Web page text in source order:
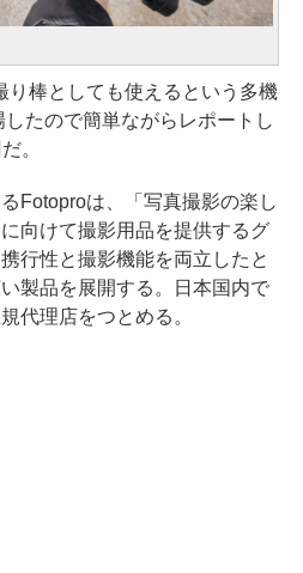
り棒としても使えるという多機
たので簡単ながらレポートし
。
Fotoproは、「写真撮影の楽し
向けて撮影用品を提供するグ
行性と撮影機能を両立したと
製品を展開する。日本国内で
代理店をつとめる。